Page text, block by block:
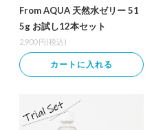
From AQUA 天然水ゼリー 51
5g お試し12本セット
2,900 円(税込)
カートに入れる